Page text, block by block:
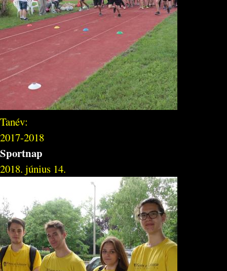
Tanév:
2017-2018
Sportnap
2018. június 14.